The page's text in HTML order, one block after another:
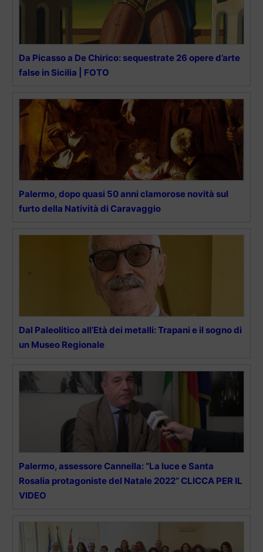
Da Picasso a De Chirico: sequestrate 26 opere d’arte
false in Sicilia | FOTO
Palermo, dopo quasi 50 anni clamorose novità sul
furto della Natività di Caravaggio
Dal Paleolitico all’Età dei metalli: Trapani e il sogno di
un Museo Regionale
Palermo, assessore Cannella: “La luce e Santa
Rosalia protagoniste del Natale 2022” CLICCA PER IL
VIDEO